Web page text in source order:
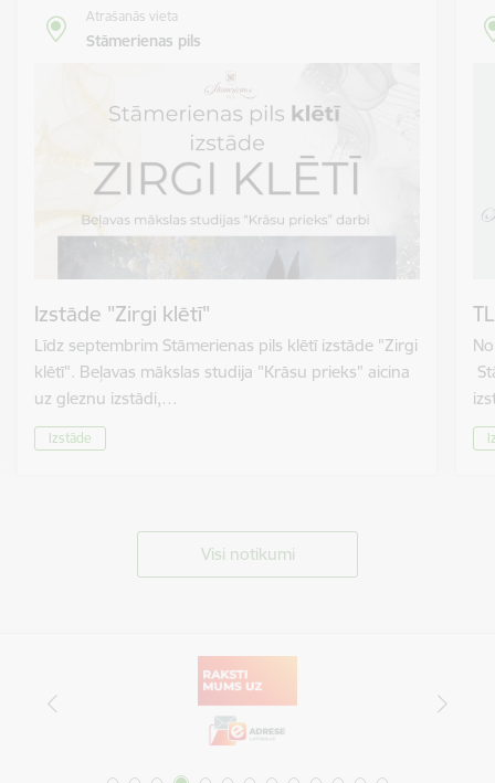
Atrašanās vieta
Stāmerienas pils
Izstāde "Zirgi klētī"
Līdz septembrim Stāmerienas pils klētī izstāde "Zirgi
klētī". Beļavas mākslas studija "Krāsu prieks" aicina
uz gleznu izstādi,…
Izstāde
Visi notikumi